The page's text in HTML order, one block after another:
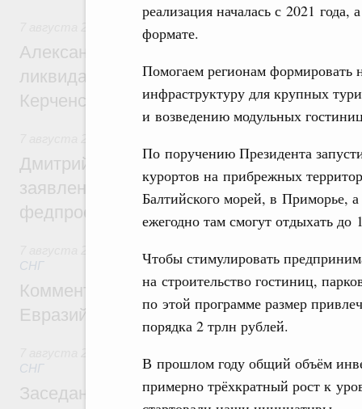
реализация началась с 2021
формате.
Помогаем регионам формировать
инфраструктуру для крупных
и возведению модульных
По поручению Президента
курортов на прибрежных
Балтийского морей, в Приморье,
ежегодно там смогут отдыхать
Чтобы стимулировать
на строительство гостиниц,
по этой программе размер
порядка 2 трлн рублей.
В прошлом году общий объём
примерно трёхкратный рост к
Чрезвычайные ситуации и ликвидация их
Александр Козлов провёл заседание
ликвидации последствий чрезвычайной
Керченском проливе
Дмитрий Чернышенко: Установлен
заявлений от абитуриентов колледжей и
федпроекта «Профессионалитет»
СНГ
Комментарий Алексея Оверчука по
Евразийского межправительственного
СНГ
Заседание Евразийского